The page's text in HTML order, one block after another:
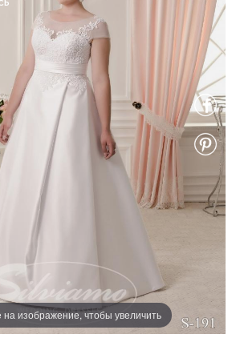
изображение, чтобы увеличить